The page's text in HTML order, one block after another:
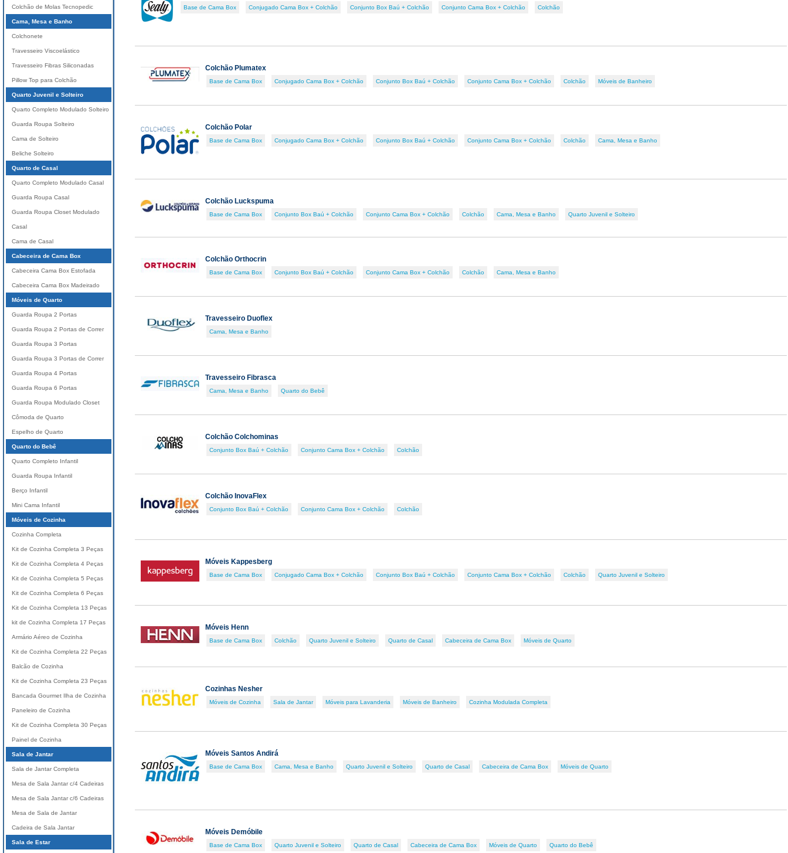
Base de Cama Box Conjugado Cama Box + Colchão Conjunto Box Baú + Colchão Conjunto Cama Box + Colchão Colchão
Colchão Plumatex
Base de Cama Box Conjugado Cama Box + Colchão Conjunto Box Baú + Colchão Conjunto Cama Box + Colchão Colchão Móveis de Banheiro
Colchão Polar
Base de Cama Box Conjugado Cama Box + Colchão Conjunto Box Baú + Colchão Conjunto Cama Box + Colchão Colchão Cama, Mesa e Banho
Colchão Luckspuma
Base de Cama Box Conjunto Box Baú + Colchão Conjunto Cama Box + Colchão Colchão Cama, Mesa e Banho Quarto Juvenil e Solteiro
Colchão Orthocrin
Base de Cama Box Conjunto Box Baú + Colchão Conjunto Cama Box + Colchão Colchão Cama, Mesa e Banho
Travesseiro Duoflex
Cama, Mesa e Banho
Travesseiro Fibrasca
Cama, Mesa e Banho Quarto do Bebê
Colchão Colchominas
Conjunto Box Baú + Colchão Conjunto Cama Box + Colchão Colchão
Colchão InovaFlex
Conjunto Box Baú + Colchão Conjunto Cama Box + Colchão Colchão
Móveis Kappesberg
Base de Cama Box Conjugado Cama Box + Colchão Conjunto Box Baú + Colchão Conjunto Cama Box + Colchão Colchão Quarto Juvenil e Solteiro
Móveis Henn
Base de Cama Box Colchão Quarto Juvenil e Solteiro Quarto de Casal Cabeceira de Cama Box Móveis de Quarto
Cozinhas Nesher
Móveis de Cozinha Sala de Jantar Móveis para Lavanderia Móveis de Banheiro Cozinha Modulada Completa
Móveis Santos Andirá
Base de Cama Box Cama, Mesa e Banho Quarto Juvenil e Solteiro Quarto de Casal Cabeceira de Cama Box Móveis de Quarto
Móveis Demóbile
Base de Cama Box Quarto Juvenil e Solteiro Quarto de Casal Cabeceira de Cama Box Móveis de Quarto Quarto do Bebê
Colchão de Molas Tecnopedic
Cama, Mesa e Banho
Colchonete
Travesseiro Viscoelástico
Travesseiro Fibras Siliconadas
Pillow Top para Colchão
Quarto Juvenil e Solteiro
Quarto Completo Modulado Solteiro
Guarda Roupa Solteiro
Cama de Solteiro
Beliche Solteiro
Quarto de Casal
Quarto Completo Modulado Casal
Guarda Roupa Casal
Guarda Roupa Closet Modulado
Casal
Cama de Casal
Cabeceira de Cama Box
Cabeceira Cama Box Estofada
Cabeceira Cama Box Madeirado
Móveis de Quarto
Guarda Roupa 2 Portas
Guarda Roupa 2 Portas de Correr
Guarda Roupa 3 Portas
Guarda Roupa 3 Portas de Correr
Guarda Roupa 4 Portas
Guarda Roupa 6 Portas
Guarda Roupa Modulado Closet
Cômoda de Quarto
Espelho de Quarto
Quarto do Bebê
Quarto Completo Infantil
Guarda Roupa Infantil
Berço Infantil
Mini Cama Infantil
Móveis de Cozinha
Cozinha Completa
Kit de Cozinha Completa 3 Peças
Kit de Cozinha Completa 4 Peças
Kit de Cozinha Completa 5 Peças
Kit de Cozinha Completa 6 Peças
Kit de Cozinha Completa 13 Peças
kit de Cozinha Completa 17 Peças
Armário Aéreo de Cozinha
Kit de Cozinha Completa 22 Peças
Balcão de Cozinha
Kit de Cozinha Completa 23 Peças
Bancada Gourmet Ilha de Cozinha
Paneleiro de Cozinha
Kit de Cozinha Completa 30 Peças
Painel de Cozinha
Sala de Jantar
Sala de Jantar Completa
Mesa de Sala Jantar c/4 Cadeiras
Mesa de Sala Jantar c/6 Cadeiras
Mesa de Sala de Jantar
Cadeira de Sala Jantar
Sala de Estar